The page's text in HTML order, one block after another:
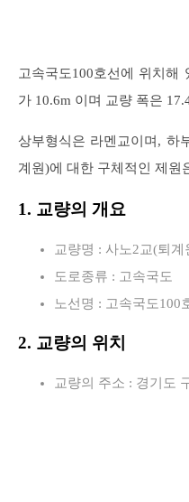
고속국도100호선에 위치해
가 10.6m 이며 교량 폭은
상부형식은 라멘교이며, 하
계원)에 대한 구체적인 제원
1. 교량의 개요
교량명 : 사노2교(퇴계
도로종류 : 고속국도
노선명 : 고속국도100
2. 교량의 위치
교량의 주소 : 경기도